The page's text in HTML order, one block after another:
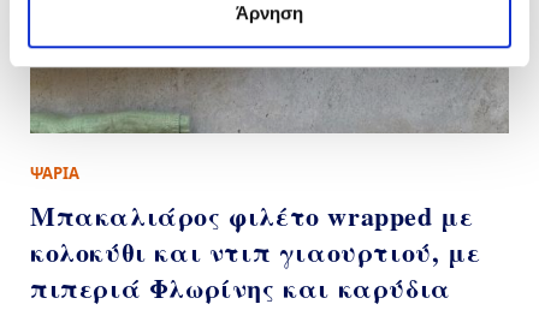
Άρνηση
ΨΑΡΙΑ
Μπακαλιάρος φιλέτο wrapped με
κολοκύθι και ντιπ γιαουρτιού, με
πιπεριά Φλωρίνης και καρύδια